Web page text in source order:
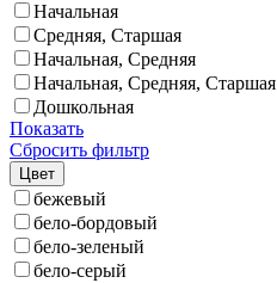
Начальная
Средняя, Старшая
Начальная, Средняя
Начальная, Средняя, Старшая
Дошкольная
Показать
Сбросить фильтр
Цвет
бежевый
бело-бордовый
бело-зеленый
бело-серый